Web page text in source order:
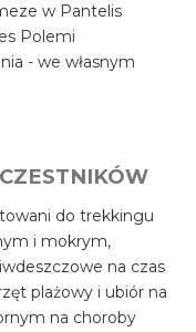
w Pantelis
Polemi
- we własnym
do trekkingu
i mokrym,
na czas
plażowy i ubiór na
na choroby